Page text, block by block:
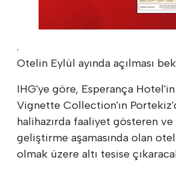
.
Otelin Eylül ayında açılması
IHG'ye göre, Esperança
Vignette Collection'ın
halihazırda faaliyet gösteren ve
geliştirme aşamasında olan
olmak üzere altı tesise